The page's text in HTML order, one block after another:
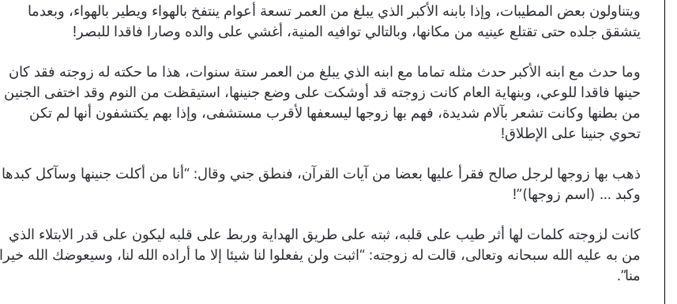
ويتناولون بعض المطيبات، وإذا بابنه الأكبر الذي يبلغ من العمر تسعة أعوام ينتفخ بالهواء ويطير بالهواء، وبعدما
يتشقق جلده حتى تقتلع عينيه من مكانها، وبالتالي توافيه المنية، أغشي على والده وصارا فاقدا للبصر!
وما حدث مع ابنه الأكبر حدث مثله تماما مع ابنه الذي يبلغ من العمر ستة سنوات، هذا ما حكته له زوجته فقد كان
حينها فاقدا للوعي، وبنهاية العام كانت زوجته قد أوشكت على وضع جنينها، استيقظت من النوم وقد اختفى الجنين
من بطنها وكانت تشعر بآلام شديدة، فهم بها زوجها ليسعفها لأقرب مستشفى، وإذا بهم يكتشفون أنها لم تكن
تحوي جنينا على الإطلاق!
ذهب بها زوجها لرجل صالح فقرأ عليها بعضا من آيات القرآن، فنطق جني وقال: “أنا من أكلت جنينها وسآكل كبدها
وكبد … (اسم زوجها)”!
كانت لزوجته كلمات لها أثر طيب على قلبه، ثبته على طريق الهداية وربط على قلبه ليكون على قدر الابتلاء الذي
من به عليه الله سبحانه وتعالى، قالت له زوجته: “اثبت ولن يفعلوا لنا شيئا إلا ما أراده الله لنا، وسيعوضك الله خيرا
منا”.